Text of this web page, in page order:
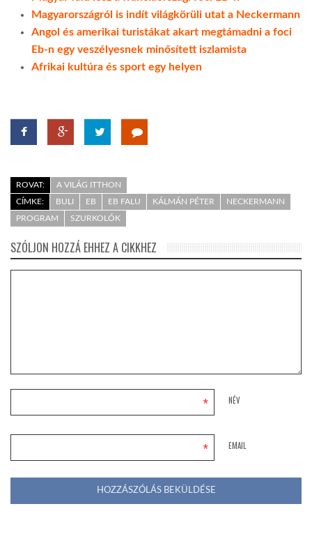
Magyarországról is indít világkörüli utat a Neckermann
Angol és amerikai turistákat akart megtámadni a foci
Eb-n egy veszélyesnek minősített iszlamista
Afrikai kultúra és sport egy helyen
ROVAT:
A VILÁG ITTHON
CÍMKE:
BULI EB EB FALU KÁLMÁN PÉTER
NECKERMANN
PROGRAM
SZURKOLÓK
SZÓLJON HOZZÁ EHHEZ A CIKKHEZ
NÉV
*
EMAIL
*